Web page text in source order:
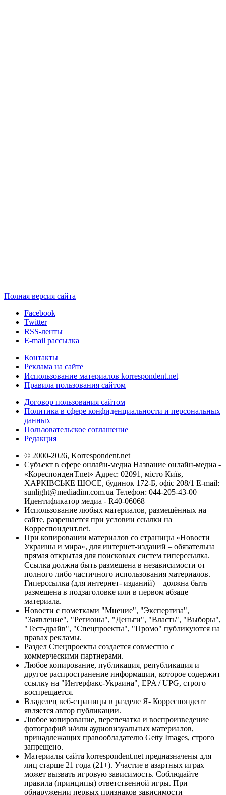
Полная версия сайта
Facebook
Twitter
RSS-ленты
E-mail рассылка
Контакты
Реклама на сайте
Использование материалов korrespondent.net
Правила пользования сайтом
Договор пользования сайтом
Политика в сфере конфиденциальности и персональных
данных
Пользовательское соглашение
Редакция
© 2000-2026, Korrespondent.net
Субъект в сфере онлайн-медиа Название онлайн-медиа -
«КореспонденТ.net» Адрес: 02091, місто Київ,
ХАРКІВСЬКЕ ШОСЕ, будинок 172-Б, офіс 208/1 E-mail:
sunlight@mediadim.com.ua Телефон: 044-205-43-00
Идентификатор медиа - R40-06068
Использование любых материалов, размещённых на
сайте, разрешается при условии ссылки на
Корреспондент.net.
При копировании материалов со страницы «Новости
Украины и мира», для интернет-изданий – обязательна
прямая открытая для поисковых систем гиперссылка.
Ссылка должна быть размещена в независимости от
полного либо частичного использования материалов.
Гиперссылка (для интернет- изданий) – должна быть
размещена в подзаголовке или в первом абзаце
материала.
Новости с пометками "Мнение", "Экспертиза",
"Заявление", "Регионы", "Деньги", "Власть", "Выборы",
"Тест-драйв", "Спецпроекты", "Промо" публикуются на
правах рекламы.
Раздел Спецпроекты создается совместно с
коммерческими партнерами.
Любое копирование, публикация, републикация и
другое распространение информации, которое содержит
ссылку на "Интерфакс-Украина", EPA / UPG, строго
воспрещается.
Владелец веб-страницы в разделе Я- Корреспондент
является автор публикации.
Любое копирование, перепечатка и воспроизведение
фотографий и/или аудиовизуальных материалов,
принадлежащих правообладателю Getty Images, строго
запрещено.
Материалы сайта korrespondent.net предназначены для
лиц старше 21 года (21+). Участие в азартных играх
может вызвать игровую зависимость. Соблюдайте
правила (принципы) ответственной игры. При
обнаружении первых признаков зависимости